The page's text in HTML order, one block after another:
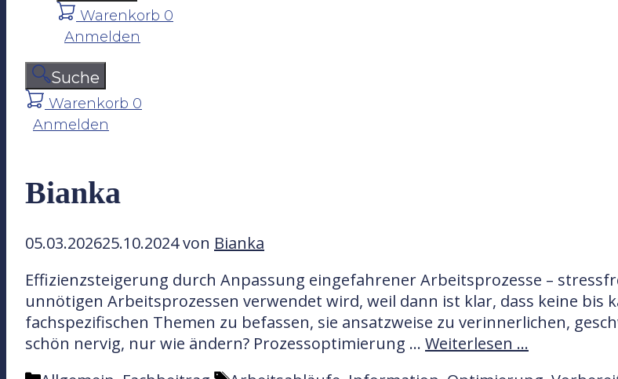
Warenkorb 0
Anmelden
Suche
Warenkorb 0
Anmelden
Bianka
05.03.202625.10.2024von Bianka
Effizienzsteigerung durch Anpassung eingefahrener Arbeitsprozesse –
unnötigen Arbeitsprozessen verwendet wird, weil dann ist klar, dass keine bis
fachspezifischen Themen zu befassen, sie ansatzweise zu verinnerlichen,
schön nervig, nur wie ändern? Prozessoptimierung … Weiterlesen …